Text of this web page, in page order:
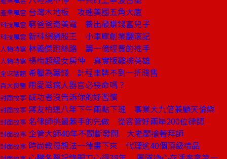
產業風雲 台灣木地板 攻進美國五角大廈
科技風雲 窮爸爸奇美電 養出最賺錢富兒子
科技風雲 新科網通股王 小車庫創業翻滾記
人物特寫 林義傑跑絲路 籌一億經費的推手
人物特寫 楊梅超級女房仲 真實版雞排英雄
全球話題 希臘為籌錢 計程車牌不到一折賤售
百大良醫 用愛滋病人器官必喪命嗎？
封面故事 成功者沒告訴你的好習慣
封面故事 蔣友柏連八年下午兩點下班 事業大九倍兼顧天倫樂
封面故事 名律師挑最棘手的先做 從容管好兩岸200位律師
封面故事 企管大師40年不間斷發問 大老闆搶著拜師
封面故事 時尚教母想法一律畫下來 代理逾40個頂級精品